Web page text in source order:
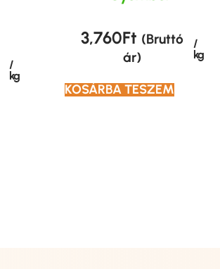
/
kg
3,760Ft (Bruttó
ár)
/
kg
KOSÁRBA TESZEM